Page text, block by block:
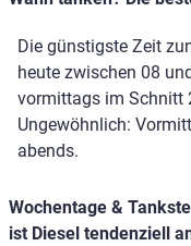
Die günstigste Zeit
heute zwischen 08
vormittags im Schnitt
Ungewöhnlich:
abends.
Wochentage &
ist Diesel tendenziell